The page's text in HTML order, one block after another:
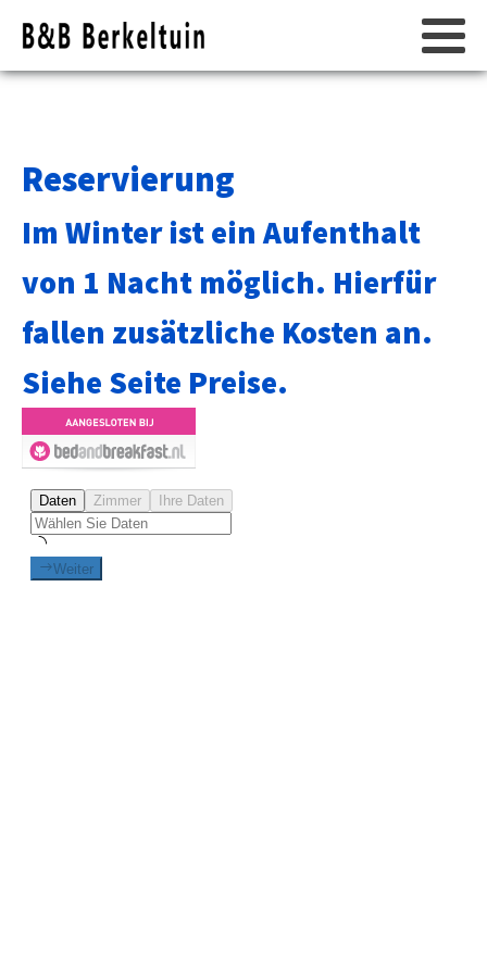
Reservierung
Im Winter ist ein Aufenthalt
von 1 Nacht möglich. Hierfür
fallen zusätzliche Kosten an.
Siehe Seite Preise.